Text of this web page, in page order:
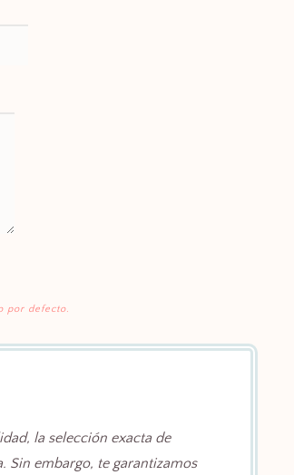
por defecto.
la selección exacta de
Sin embargo, te garantizamos